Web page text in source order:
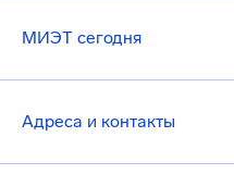
МИЭТ сегодня
Адреса и контакты